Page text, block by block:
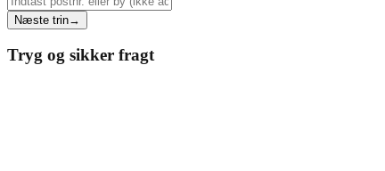
Næste trin→
Tryg og sikker fragt